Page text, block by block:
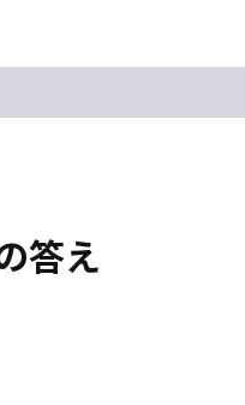
答え